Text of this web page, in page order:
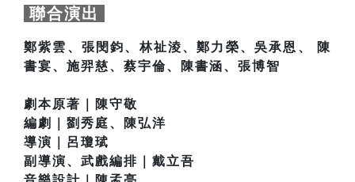
聯合演出
鄭紫雲、張閔鈞、林祉淩、鄭力榮、吳承恩、 陳
書宴、施羿慈、蔡宇倫、陳書涵、張博智
劇本原著｜陳守敬
編劇｜劉秀庭、陳弘洋
導演｜呂瓊珷
副導演、武戲編排｜戴立吾